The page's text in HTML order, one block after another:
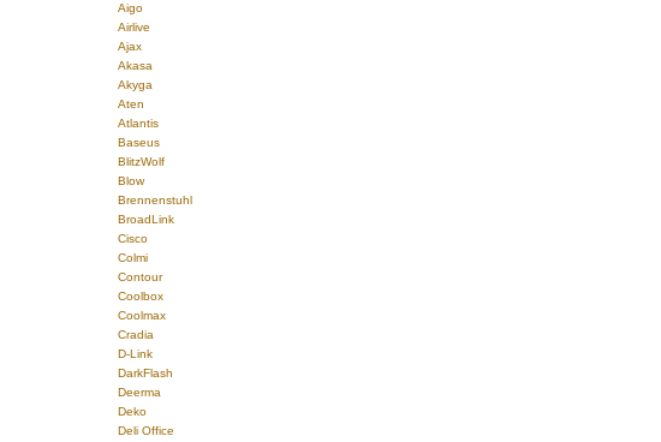
Aigo
Airlive
Ajax
Akasa
Akyga
Aten
Atlantis
Baseus
BlitzWolf
Blow
Brennenstuhl
BroadLink
Cisco
Colmi
Contour
Coolbox
Coolmax
Cradia
D-Link
DarkFlash
Deerma
Deko
Deli Office